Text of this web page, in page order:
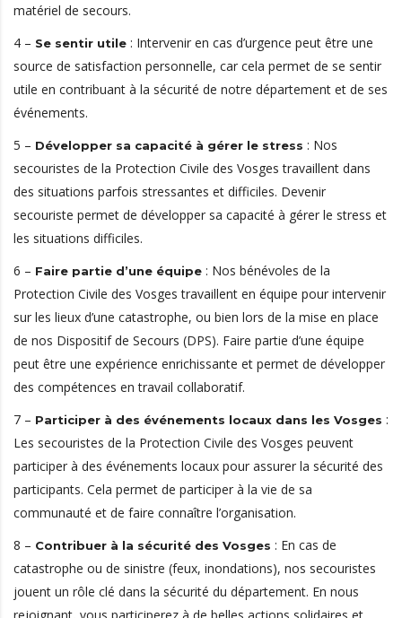
matériel de secours.
4 – Se sentir utile : Intervenir en cas d’urgence peut être une
source de satisfaction personnelle, car cela permet de se sentir
utile en contribuant à la sécurité de notre département et de ses
événements.
5 – Développer sa capacité à gérer le stress : Nos
secouristes de la Protection Civile des Vosges travaillent dans
des situations parfois stressantes et difficiles. Devenir
secouriste permet de développer sa capacité à gérer le stress et
les situations difficiles.
6 – Faire partie d’une équipe : Nos bénévoles de la
Protection Civile des Vosges travaillent en équipe pour intervenir
sur les lieux d’une catastrophe, ou bien lors de la mise en place
de nos Dispositif de Secours (DPS). Faire partie d’une équipe
peut être une expérience enrichissante et permet de développer
des compétences en travail collaboratif.
7 – Participer à des événements locaux dans les Vosges :
Les secouristes de la Protection Civile des Vosges peuvent
participer à des événements locaux pour assurer la sécurité des
participants. Cela permet de participer à la vie de sa
communauté et de faire connaître l’organisation.
8 – Contribuer à la sécurité des Vosges : En cas de
catastrophe ou de sinistre (feux, inondations), nos secouristes
jouent un rôle clé dans la sécurité du département. En nous